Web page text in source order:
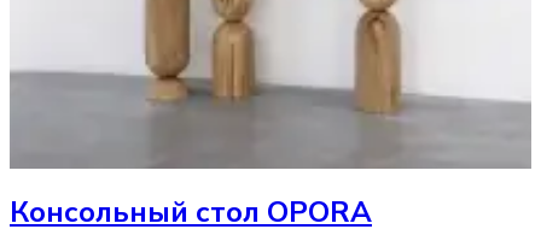
Консольный стол OPORA